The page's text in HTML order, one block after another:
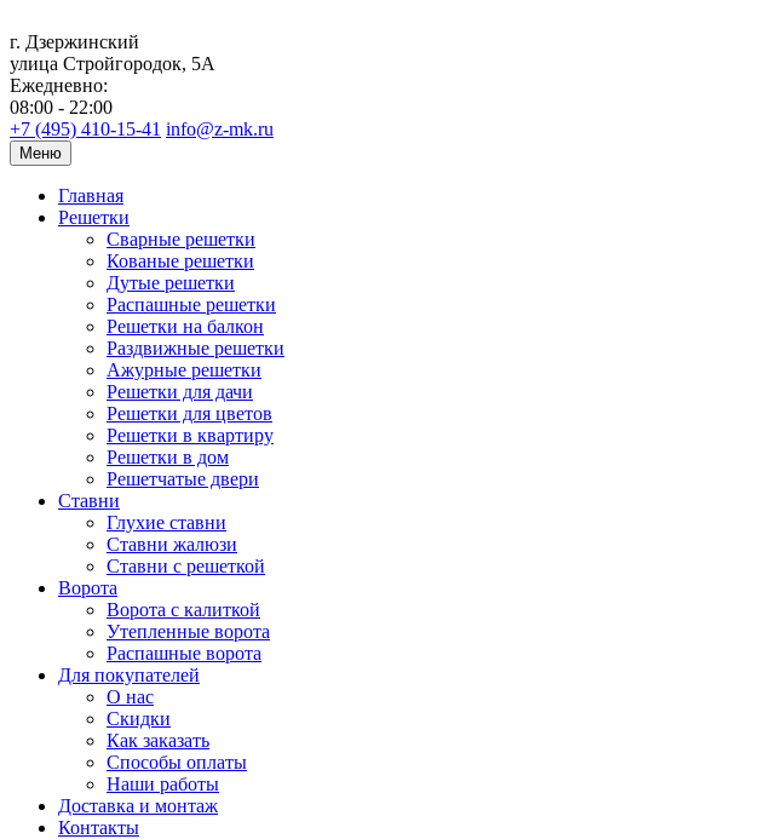
г. Дзержинский
улица Стройгородок, 5А
Ежедневно:
08:00 - 22:00
+7 (495) 410-15-41 info@z-mk.ru
Меню
Главная
Решетки
Сварные решетки
Кованые решетки
Дутые решетки
Распашные решетки
Решетки на балкон
Раздвижные решетки
Ажурные решетки
Решетки для дачи
Решетки для цветов
Решетки в квартиру
Решетки в дом
Решетчатые двери
Ставни
Глухие ставни
Ставни жалюзи
Ставни с решеткой
Ворота
Ворота с калиткой
Утепленные ворота
Распашные ворота
Для покупателей
О нас
Скидки
Как заказать
Способы оплаты
Наши работы
Доставка и монтаж
Контакты